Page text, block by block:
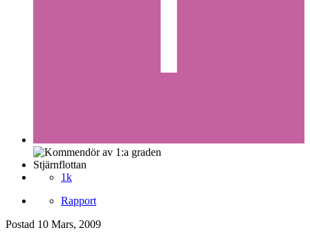
Stjärnflottan
1k
Rapport
Postad 10 Mars, 2009